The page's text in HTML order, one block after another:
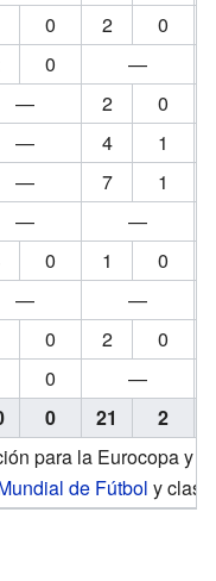
0 2 0
0 —
— 2 0
— 4 1
— 7 1
— —
0 1 0
— —
0 2 0
0 —
0 21 2
para la Eurocopa y
de Fútbol y